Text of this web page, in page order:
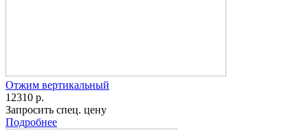
Отжим вертикальный
12310 р.
Запросить спец. цену
Подробнее